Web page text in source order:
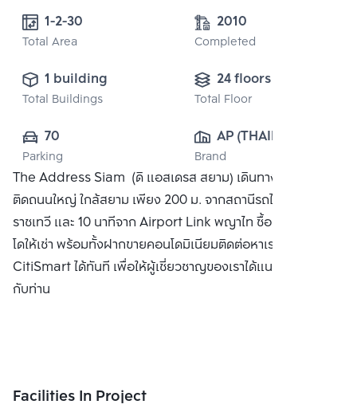
Total Area
2010
Completed
1 building
Total Buildings
24 floors
Total Floor
70
Parking
AP (THAILAND)
PUBLIC CO.,
LTD.
Brand
The Address Siam (ดิ แอสเดรส สยาม) เดินทางสะดวกสบาย
ติดถนนใหญ่ ใกล้สยาม เพียง 200 ม. จากสถานีรถไฟฟ้า BTS
ราชเทวี และ 10 นาทีจาก Airport Link พญาไท ซื้อคอนโด คอน
โดให้เช่า พร้อมทั้งฝากขายคอนโดมิเนียมติดต่อหาเรา Bangkok
CitiSmart ได้ทันที เพื่อให้ผู้เชี่ยวชาญของเราได้แนะนำคอนโดให้
กับท่าน
Facilities In Project